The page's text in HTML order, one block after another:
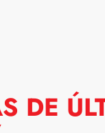
DE